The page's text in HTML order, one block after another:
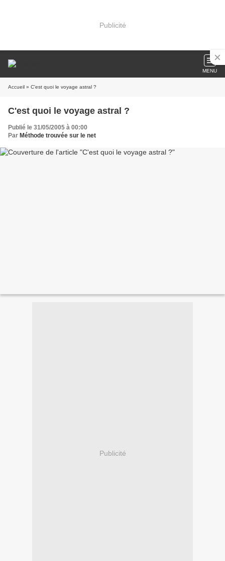
Publicité
MENU
Accueil » C'est quoi le voyage astral ?
C'est quoi le voyage astral ?
Publié le 31/05/2005 à 00:00
Par Méthode trouvée sur le net
Publicité